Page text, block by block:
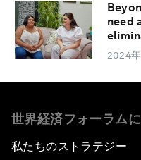
need
2024
世界経済フォーラム
私たちのストラテジー